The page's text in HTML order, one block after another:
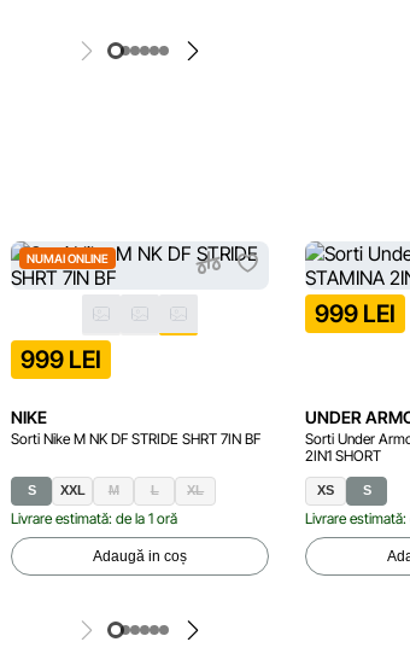
43 44.5 45.5
NUMAI ONLINE
999 LEI
NIKE
Sorti Nike M NK DF STRIDE SHRT 7IN BF
S XXL M L XL
Livrare estimată: de la 1 oră
Adaugă in coș
999 LEI
UNDER
Sorti Under
2IN1 SHORT
XS S
Livrare estimată: